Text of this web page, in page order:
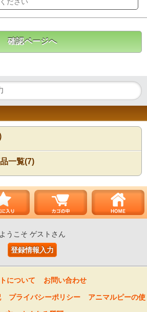
一覧(7)
ようこそ ゲストさん
登録情報入力
について お問い合わせ
プライバシーポリシー アニマルピーの使